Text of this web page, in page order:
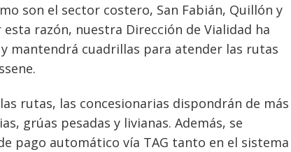
son el sector costero, San Fabián, Quillón y
razón, nuestra Dirección de Vialidad ha
mantendrá cuadrillas para atender las rutas
rutas, las concesionarias dispondrán de más
grúas pesadas y livianas. Además, se
pago automático vía TAG tanto en el sistema